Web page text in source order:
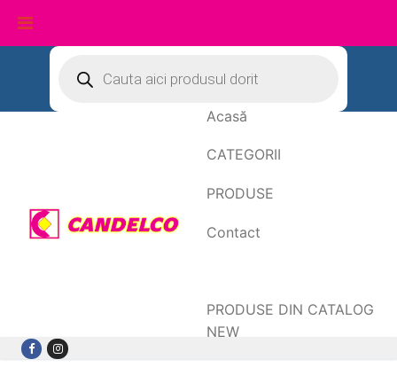
conținut
search
Acasă
CATEGORII
PRODUSE
Contact
PRODUSE DIN CATALOG
NEW